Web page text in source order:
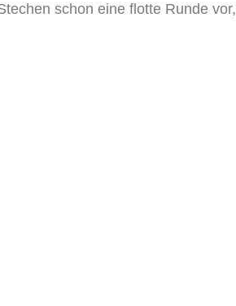
schon eine flotte Runde vor,